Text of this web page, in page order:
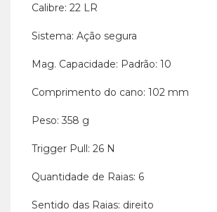
Calibre: 22 LR
Sistema: Ação segura
Mag. Capacidade: Padrão: 10
Comprimento do cano: 102 mm
Peso: 358 g
Trigger Pull: 26 N
Quantidade de Raias: 6
Sentido das Raias: direito